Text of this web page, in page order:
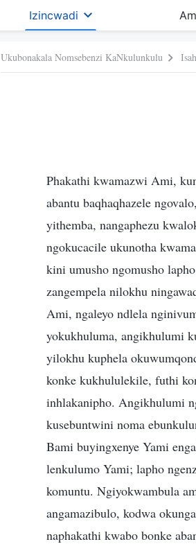
Izincwadi
Ukubonakala Nomsebenzi KaNkulunkulu
Phakathi kwamazwi Ami,
abantu baqhaqhazele
yithemba, nangaphezu
ngokucacile ukunotha
kini umusho ngomusho
zangempela nilokhu
Ami, ngaleyo ndlela
yokukhuluma, angikhulumi
yilokhu kuphela
konke kukhululekile, futhi
inhlakanipho. Angikhulumi
kusebuntwini noma
Bami buyingxenye Yami
lenkulumo Yami; lapho
komuntu. Ngiyokwambula
angamazibulo, kodwa
naphakathi kwabo bonke